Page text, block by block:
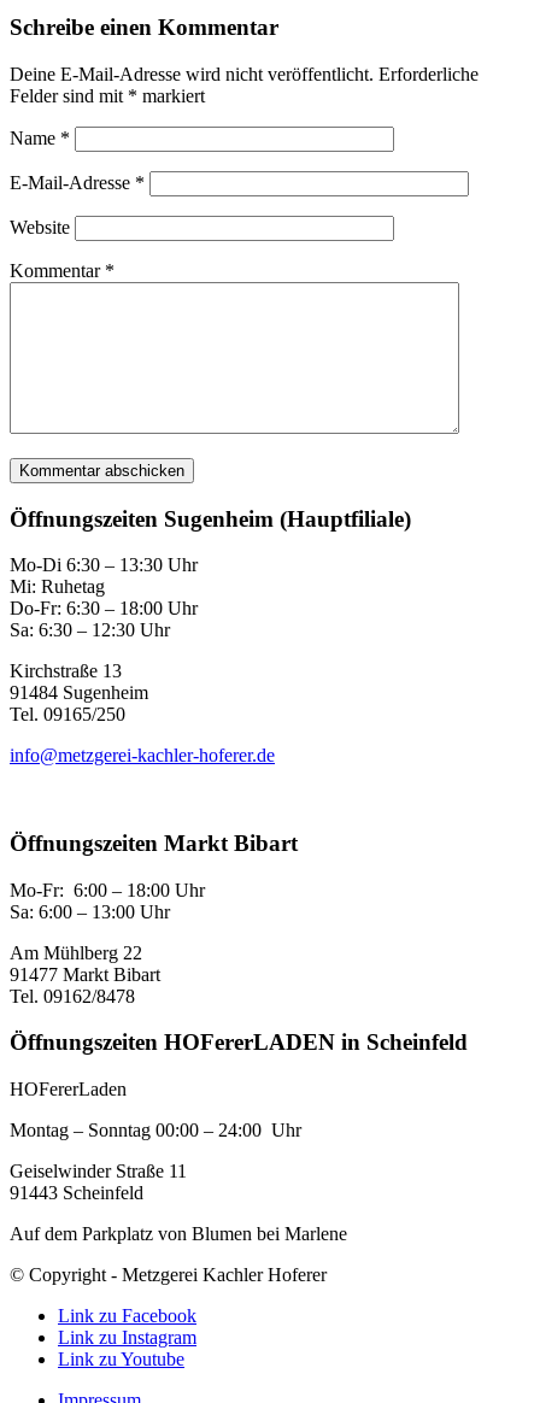
Schreibe einen Kommentar
Deine E-Mail-Adresse wird nicht veröffentlicht. Erforderliche
Felder sind mit * markiert
Name *
E-Mail-Adresse *
Website
Kommentar *
Öffnungszeiten Sugenheim (Hauptfiliale)
Mo-Di 6:30 – 13:30 Uhr
Mi: Ruhetag
Do-Fr: 6:30 – 18:00 Uhr
Sa: 6:30 – 12:30 Uhr
Kirchstraße 13
91484 Sugenheim
Tel. 09165/250
info@metzgerei-kachler-hoferer.de
Öffnungszeiten Markt Bibart
Mo-Fr: 6:00 – 18:00 Uhr
Sa: 6:00 – 13:00 Uhr
Am Mühlberg 22
91477 Markt Bibart
Tel. 09162/8478
Öffnungszeiten HOFererLADEN in Scheinfeld
HOFererLaden
Montag – Sonntag 00:00 – 24:00 Uhr
Geiselwinder Straße 11
91443 Scheinfeld
Auf dem Parkplatz von Blumen bei Marlene
© Copyright - Metzgerei Kachler Hoferer
Link zu Facebook
Link zu Instagram
Link zu Youtube